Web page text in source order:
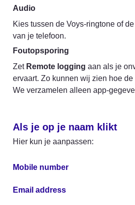
Audio
Kies tussen de Voys-ringtone of
van je telefoon.
Foutopsporing
Zet Remote logging aan als je
ervaart. Zo kunnen wij zien hoe
We verzamelen alleen app-
Als je op je naam klikt
Hier kun je aanpassen:
Mobile number
Email address